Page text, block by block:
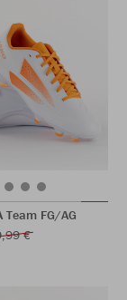
Team FG/AG
€